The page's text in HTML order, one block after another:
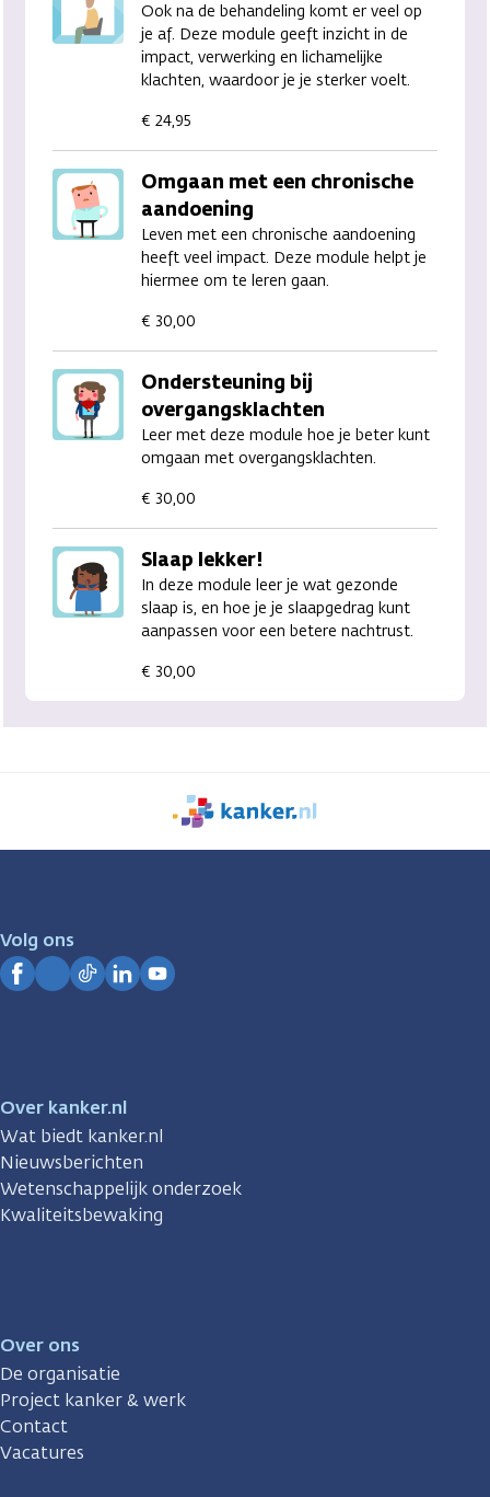
Ook na de behandeling komt er veel op
je af. Deze module geeft inzicht in de
impact, verwerking en lichamelijke
klachten, waardoor je je sterker voelt.
€ 24,95
Omgaan met een chronische
aandoening
Leven met een chronische aandoening
heeft veel impact. Deze module helpt je
hiermee om te leren gaan.
€ 30,00
Ondersteuning bij
overgangsklachten
Leer met deze module hoe je beter kunt
omgaan met overgangsklachten.
€ 30,00
Slaap lekker!
In deze module leer je wat gezonde
slaap is, en hoe je je slaapgedrag kunt
aanpassen voor een betere nachtrust.
€ 30,00
We
zijn
Volg ons
Over kanker.nl
Wat biedt kanker.nl
Nieuwsberichten
Wetenschappelijk onderzoek
Kwaliteitsbewaking
Over ons
De organisatie
Project kanker & werk
Contact
Vacatures